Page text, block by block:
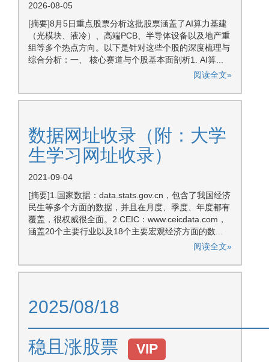
2026-08-05
[摘要]8月5日重点股票分析这批股票涵盖了AI算力基建
（光模块、液冷）、高端PCB、半导体设备以及地产重
组等多个热点方向。以下是针对这些个股的深度梳理与
综合分析：一、 核心赛道与个股基本面剖析1. AI算...
阅读全文»
数据网址收录（附：大学
生学习网址收录）
2021-09-04
[摘要]1.国家数据：data.stats.gov.cn，包含了我国经济
民生等多个方面的数据，并且在月度、季度、年度都有
覆盖，很权威很全面。2.CEIC：www.ceicdata.com，
涵盖20个主要行业以及18个主要宏观经济方面的数...
阅读全文»
2025/08/18
稳且涨股票
VIP